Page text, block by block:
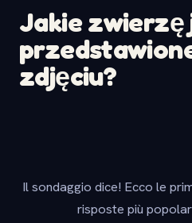
Jakie zwierzę
zdjęciu?
Il sondaggio dice! Ecco le
risposte più